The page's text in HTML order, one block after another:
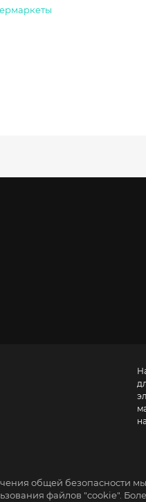
общей безопасности
файлов "cookie".